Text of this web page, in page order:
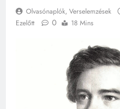
Olvasónaplók, Verselemzések
Ezelőtt
0 18 Mins